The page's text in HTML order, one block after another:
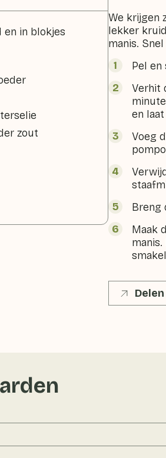
en in blokjes
zout
We krijgen
lekker
manis.
Pel en
Verhit
en
Voeg
Breng
Maak
Delen